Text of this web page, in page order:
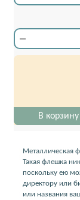
В корзину
Металлическая
Такая флешка
поскольку ею
директору или
или названия